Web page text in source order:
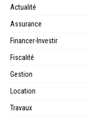
Actualité
Assurance
Financer-Investir
Fiscalité
Gestion
Location
Travaux